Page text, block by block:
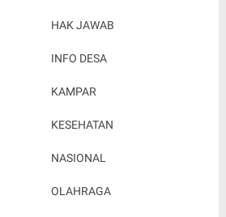
HAK JAWAB
INFO DESA
KAMPAR
KESEHATAN
NASIONAL
OLAHRAGA